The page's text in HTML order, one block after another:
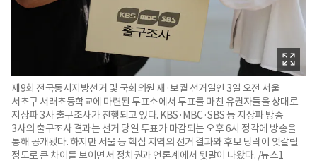
제9회 전국동시지방선거 및 국회의원 재·보궐 선거일인 3일 오전 서울
서초구 서래초등학교에 마련된 투표소에서 투표를 마친 유권자들을 상대로
지상파 3사 출구조사가 진행되고 있다. KBS·MBC·SBS 등 지상파 방송
3사의 출구조사 결과는 선거 당일 투표가 마감되는 오후 6시 정각에 방송을
통해 공개됐다. 하지만 서울 등 핵심 지역의 선거 결과와 후보 당락이 엇갈릴
정도로 큰 차이를 보이면서 정치권과 언론계에서 뒷말이 나왔다. /뉴스1